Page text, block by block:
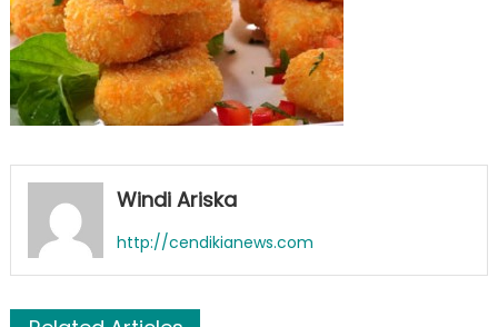
Windi Ariska
http://cendikianews.com